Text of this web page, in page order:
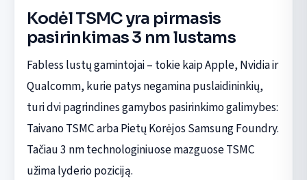
Kodėl TSMC yra pirmasis
pasirinkimas 3 nm lustams
Fabless lustų gamintojai – tokie kaip Apple, Nvidia ir
Qualcomm, kurie patys negamina puslaidininkių,
turi dvi pagrindines gamybos pasirinkimo galimybes:
Taivano TSMC arba Pietų Korėjos Samsung Foundry.
Tačiau 3 nm technologiniuose mazguose TSMC
užima lyderio poziciją.